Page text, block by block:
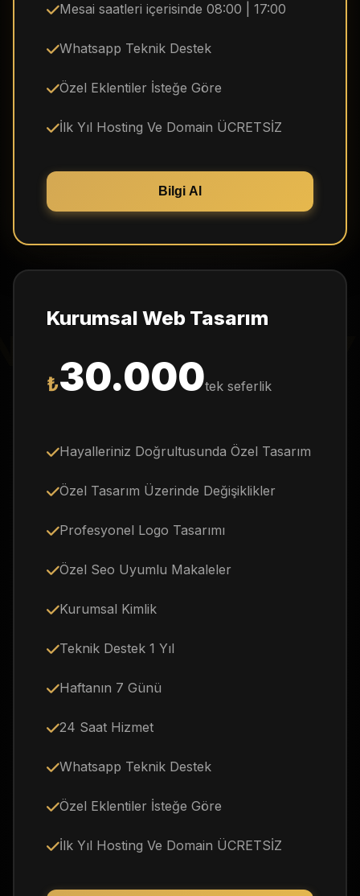
STRATEGY
Mesai saatleri içerisinde 08:00 | 17:00
Whatsapp Teknik Destek
Özel Eklentiler İsteğe Göre
İlk Yıl Hosting Ve Domain ÜCRETSİZ
Bilgi Al
Kurumsal Web Tasarım
₺30.000tek seferlik
Hayalleriniz Doğrultusunda Özel Tasarım
Özel Tasarım Üzerinde Değişiklikler
Profesyonel Logo Tasarımı
Özel Seo Uyumlu Makaleler
Kurumsal Kimlik
Teknik Destek 1 Yıl
Haftanın 7 Günü
24 Saat Hizmet
Whatsapp Teknik Destek
Özel Eklentiler İsteğe Göre
İlk Yıl Hosting Ve Domain ÜCRETSİZ